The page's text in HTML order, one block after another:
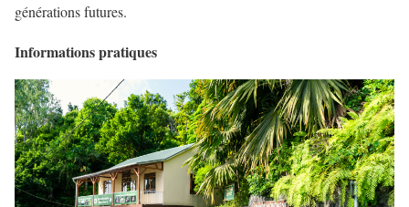
générations futures.
Informations pratiques